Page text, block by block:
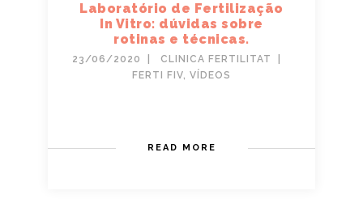
Laboratório de Fertilização
In Vitro: dúvidas sobre
rotinas e técnicas.
23/06/2020
CLINICA FERTILITAT
FERTI FIV, VÍDEOS
READ MORE